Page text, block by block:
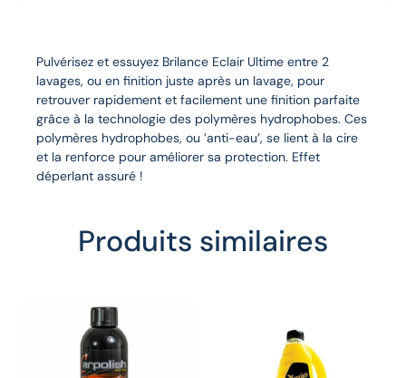
Pulvérisez et essuyez Brilance Eclair Ultime entre 2
lavages, ou en finition juste après un lavage, pour
retrouver rapidement et facilement une finition parfaite
grâce à la technologie des polymères hydrophobes. Ces
polymères hydrophobes, ou ’anti-eau’, se lient à la cire
et la renforce pour améliorer sa protection. Effet
déperlant assuré !
Produits similaires